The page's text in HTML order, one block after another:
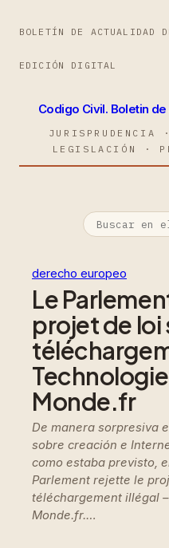
BOLETÍN DE ACTUALIDAD
EDICIÓN DIGITAL
Codigo Civil. Boletin
JURISPRUDENCIA
LEGISLACIÓN ·
derecho europeo
Le
projet de loi
Monde.fr
De manera sorpresiva
sobre creación e
como estaba previsto,
Parlement rejette le
téléchargement illégal
Monde.fr.…